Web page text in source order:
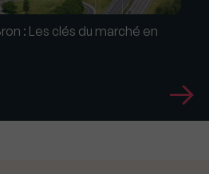
: Les clés du marché en